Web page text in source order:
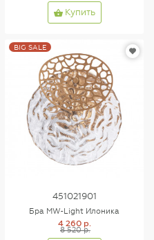
Купить
BIG SALE
451021901
Бра MW-Light Илоника
4 260 р.
8 520 р.